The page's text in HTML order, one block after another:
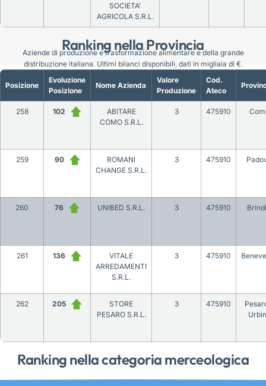
Ranking nella Provincia
SOCIETA’
AGRICOLA S.R.L.
Ranking nella categoria merceologica
Posizione
Evoluzione
Posizione
Nome Azienda
Valore
Produzione
Cod.
Ateco
258 102
ABITARE
COMO S.R.L.
3 475910
259 90
ROMANI
CHANGE S.R.L.
3 475910
260 76 UNIBED S.R.L. 3 475910
261 136
VITALE
ARREDAMENTI
S.R.L.
3 475910
262 205
STORE
PESARO S.R.L.
3 475910
Aziende di produzione e trasformazione alimentare e della grande
distribuzione italiana. Ultimi bilanci disponibili, dati in migliaia di €.